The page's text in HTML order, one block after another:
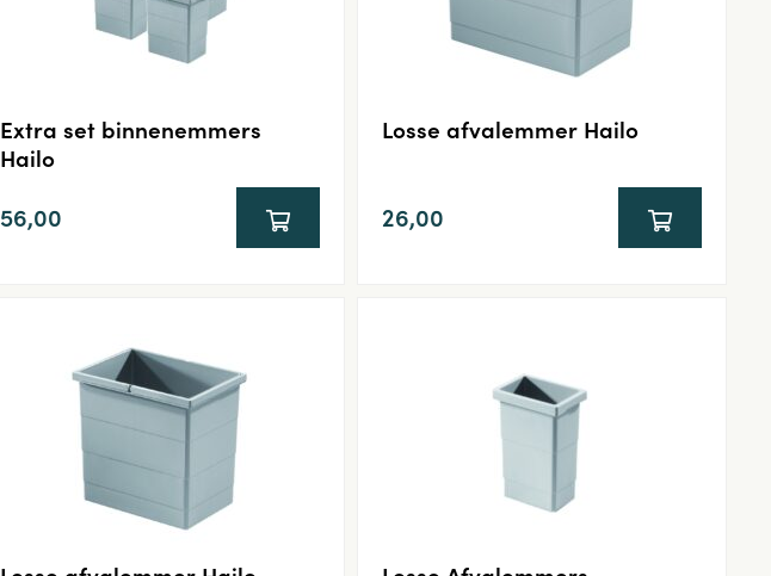
Extra set binnenemmers
Hailo
56,00
Losse afvalemmer Hailo
26,00